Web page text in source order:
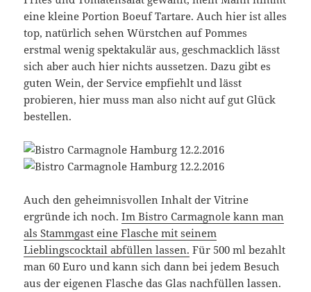
eine kleine Portion Boeuf Tartare. Auch hier ist alles
top, natürlich sehen Würstchen auf Pommes
erstmal wenig spektakulär aus, geschmacklich lässt
sich aber auch hier nichts aussetzen. Dazu gibt es
guten Wein, der Service empfiehlt und lässt
probieren, hier muss man also nicht auf gut Glück
bestellen.
Auch den geheimnisvollen Inhalt der Vitrine
ergründe ich noch.Im Bistro Carmagnole kann man
als Stammgast eine Flasche mit seinem
Lieblingscocktail abfüllen lassen. Für 500 ml bezahlt
man 60 Euro und kann sich dann bei jedem Besuch
aus der eigenen Flasche das Glas nachfüllen lassen.